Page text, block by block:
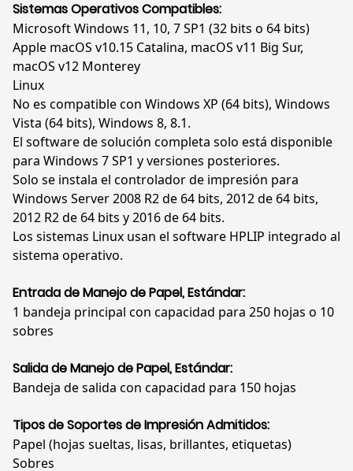
Sistemas Operativos Compatibles:
Microsoft Windows 11, 10, 7 SP1 (32 bits o 64 bits)
Apple macOS v10.15 Catalina, macOS v11 Big Sur,
macOS v12 Monterey
Linux
No es compatible con Windows XP (64 bits), Windows
Vista (64 bits), Windows 8, 8.1.
El software de solución completa solo está disponible
para Windows 7 SP1 y versiones posteriores.
Solo se instala el controlador de impresión para
Windows Server 2008 R2 de 64 bits, 2012 de 64 bits,
2012 R2 de 64 bits y 2016 de 64 bits.
Los sistemas Linux usan el software HPLIP integrado al
sistema operativo.
Entrada de Manejo de Papel, Estándar:
1 bandeja principal con capacidad para 250 hojas o 10
sobres
Salida de Manejo de Papel, Estándar:
Bandeja de salida con capacidad para 150 hojas
Tipos de Soportes de Impresión Admitidos:
Papel (hojas sueltas, lisas, brillantes, etiquetas)
Sobres